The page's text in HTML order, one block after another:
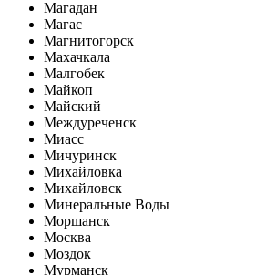
Магадан
Магас
Магнитогорск
Махачкала
Малгобек
Майкоп
Майский
Междуреченск
Миасс
Мичуринск
Михайловка
Михайловск
Минеральные Воды
Моршанск
Москва
Моздок
Мурманск